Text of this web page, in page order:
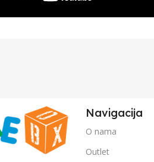
Navigacija
O nama
Outlet